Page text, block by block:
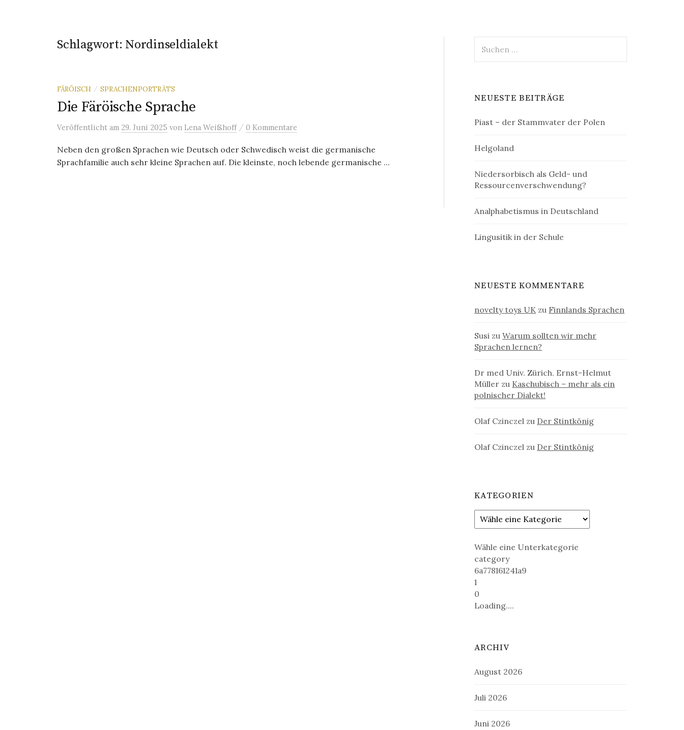
Schlagwort: Nordinseldialekt
FÄRÖISCH / SPRACHENPORTRÄTS
Die Färöische Sprache
Veröffentlicht am 29. Juni 2025 von Lena Weißhoff / 0 Kommentare
Neben den großen Sprachen wie Deutsch oder Schwedisch weist die germanische
Sprachfamilie auch sehr kleine Sprachen auf. Die kleinste, noch lebende germanische ...
nach:
NEUESTE BEITRÄGE
Piast – der Stammvater der Polen
Helgoland
Niedersorbisch als Geld- und
Ressourcenverschwendung?
Analphabetismus in Deutschland
Lingusitik in der Schule
NEUESTE KOMMENTARE
novelty toys UK zu Finnlands Sprachen
Susi zuWarum sollten wir mehr
Sprachen lernen?
Dr med Univ. Zürich. Ernst-Helmut
Müller zu Kaschubisch – mehr als ein
polnischer Dialekt!
Olaf Czinczel zu Der Stintkönig
Olaf Czinczel zu Der Stintkönig
KATEGORIEN
Wähle eine Unterkategorie
category
6a778161241a9
1
0
Loading....
ARCHIV
August 2026
Juli 2026
Juni 2026